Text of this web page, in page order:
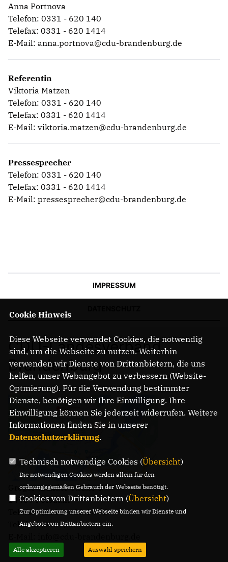
Anna Portnova
Telefon: 0331 - 620 140
Telefax: 0331 - 620 1414
E-Mail: anna.portnova@cdu-brandenburg.de
Referentin
Viktoria Matzen
Telefon: 0331 - 620 140
Telefax: 0331 - 620 1414
E-Mail: viktoria.matzen@cdu-brandenburg.de
Pressesprecher
Telefon: 0331 - 620 140
Telefax: 0331 - 620 1414
E-Mail: pressesprecher@cdu-brandenburg.de
IMPRESSUM
CDU-Landesverband
Brandenburg
Gregor-Mendel-Straße 3
14469 Potsdam
Telefon: (0331) 620 14 - 0
Telefax: (0331) 620 14 - 14
Cookie Hinweis
Diese Webseite verwendet Cookies, die notwendig
sind, um die Webseite zu nutzen. Weiterhin
verwenden wir Dienste von Drittanbietern, die uns
helfen, unser Webangebot zu verbessern (Website-
Optmierung). Für die Verwendung bestimmter
Dienste, benötigen wir Ihre Einwilligung. Ihre
Einwilligung können Sie jederzeit widerrufen. Weitere
Informationen finden Sie in unserer
Datenschutzerklärung.
Technisch notwendige Cookies (Übersicht)
Die notwendigen Cookies werden allein für den
ordnungsgemäßen Gebrauch der Webseite benötigt.
Cookies von Drittanbietern (Übersicht)
Zur Optimierung unserer Webseite binden wir Dienste und
Angebote von Drittanbietern ein.
Alle akzeptieren Auswahl speichern